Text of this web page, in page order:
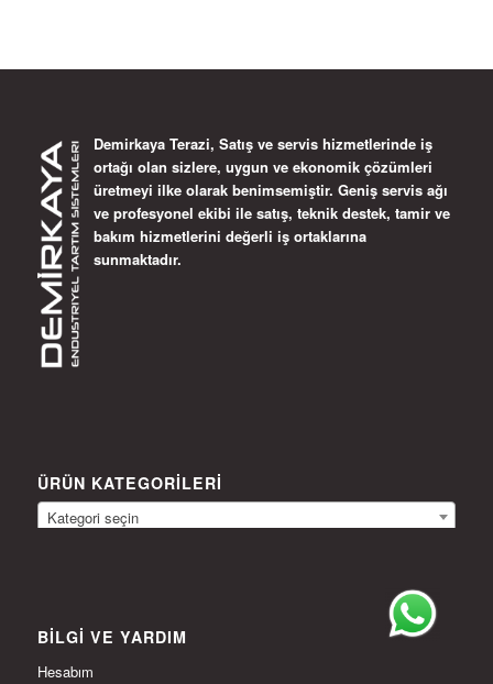
Demirkaya Terazi, Satış ve servis hizmetlerinde iş
ortağı olan sizlere, uygun ve ekonomik çözümleri
üretmeyi ilke olarak benimsemiştir. Geniş servis ağı
ve profesyonel ekibi ile satış, teknik destek, tamir ve
bakım hizmetlerini değerli iş ortaklarına
sunmaktadır.
ÜRÜN KATEGORILERI
Kategori seçin
BILGI VE YARDIM
Hesabım